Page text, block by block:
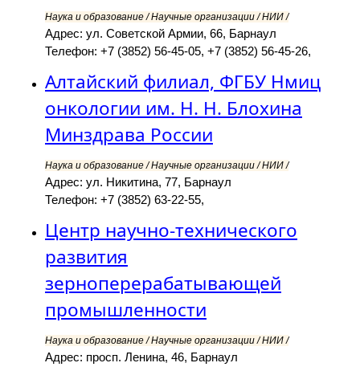
Наука и образование / Научные организации / НИИ /
Адрес: ул. Советской Армии, 66, Барнаул
Телефон: +7 (3852) 56-45-05, +7 (3852) 56-45-26,
Алтайский филиал, ФГБУ Нмиц
онкологии им. Н. Н. Блохина
Минздрава России
Наука и образование / Научные организации / НИИ /
Адрес: ул. Никитина, 77, Барнаул
Телефон: +7 (3852) 63-22-55,
Центр научно-технического
развития
зерноперерабатывающей
промышленности
Наука и образование / Научные организации / НИИ /
Адрес: просп. Ленина, 46, Барнаул